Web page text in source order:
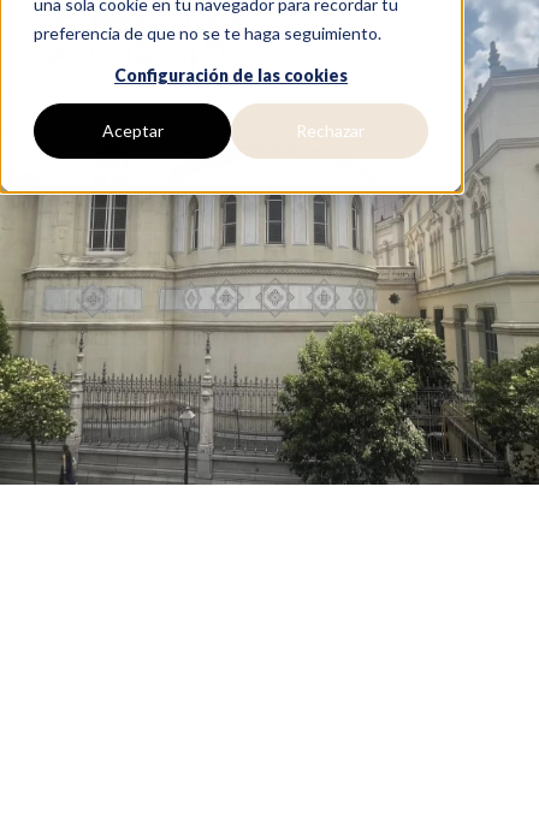
una sola cookie en tu navegador para recordar tu
preferencia de que no se te haga seguimiento.
Configuración de las cookies
Aceptar Rechazar